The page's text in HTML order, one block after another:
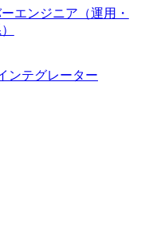
エンジニア（運用・
ンテグレーター